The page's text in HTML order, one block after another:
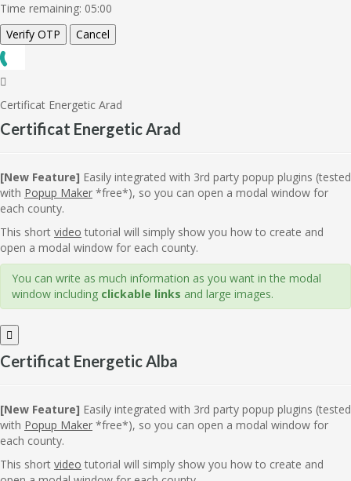
Time remaining: 05:00
Verify OTP
Cancel
Certificat Energetic Arad
Certificat Energetic Arad
[New Feature] Easily integrated with 3rd party popup plugins (tested
with Popup Maker *free*), so you can open a modal window for
each county.
This short video tutorial will simply show you how to create and
open a modal window for each county.
You can write as much information as you want in the modal
window including clickable links and large images.
Certificat Energetic Alba
[New Feature] Easily integrated with 3rd party popup plugins (tested
with Popup Maker *free*), so you can open a modal window for
each county.
This short video tutorial will simply show you how to create and